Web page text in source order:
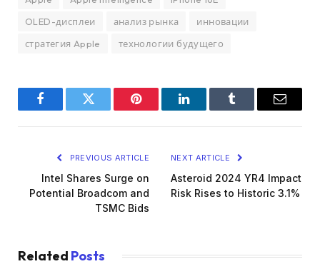
OLED-дисплеи
анализ рынка
инновации
стратегия Apple
технологии будущего
FacebookTwitter Pinterest LinkedInTumblr Email
PREVIOUS ARTICLE
Intel Shares Surge on
Potential Broadcom and
TSMC Bids
NEXT ARTICLE
Asteroid 2024 YR4 Impact
Risk Rises to Historic 3.1%
Related Posts